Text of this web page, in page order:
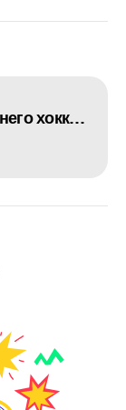
чудо-буллит 9-летнего хоккеиста